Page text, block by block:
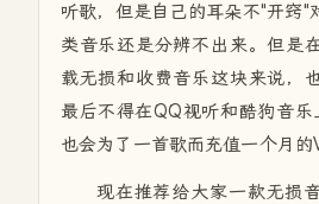
听歌，但是自己的耳朵不"开窍"
类音乐还是分辨不出来。但是
载无损和收费音乐这块来说，
最后不得在QQ视听和酷狗音
也会为了一首歌而充值一个月的
现在推荐给大家一款无损